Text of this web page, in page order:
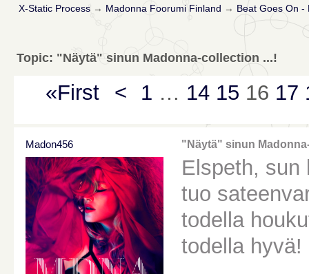
X-Static Process→ Madonna Foorumi Finland → Beat Goes On -
Topic: "Näytä" sinun Madonna-collection ...!
«First < 1 … 14 15 16 17
Madon456 "Näytä" sinun
Elspeth, sun
tuo
todella
todella hyvä!